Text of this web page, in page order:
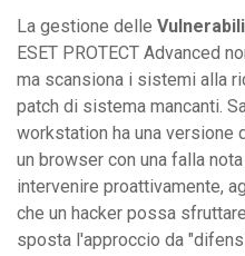
La gestione delle
ESET PROTECT Advanced
ma scansiona i sistemi alla
patch di sistema mancanti.
workstation ha una versione
un browser con una falla
intervenire proattivamente,
che un hacker possa
sposta l'approccio da